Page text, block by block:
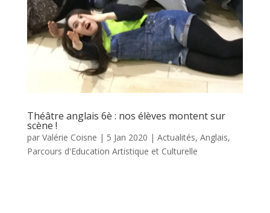
Théâtre anglais 6è : nos élèves montent sur
scène !
par Valérie Coisne | 5 Jan 2020 | Actualités, Anglais,
Parcours d'Education Artistique et Culturelle